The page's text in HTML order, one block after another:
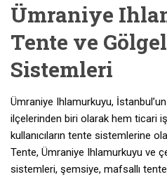
Ümraniye
Tente ve
Sistemleri
Ümraniye Ihlamurkuyu,
ilçelerinden biri olarak hem ticari
kullanıcıların tente sistemlerine
Tente, Ümraniye Ihlamurkuyu ve
sistemleri, şemsiye, mafsallı